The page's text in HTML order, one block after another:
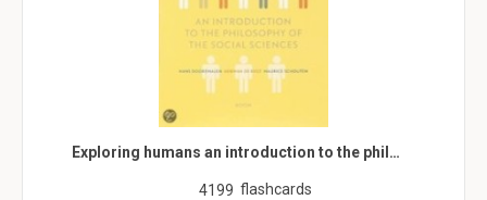
Exploring humans an introduction to the phil…
4199 flashcards